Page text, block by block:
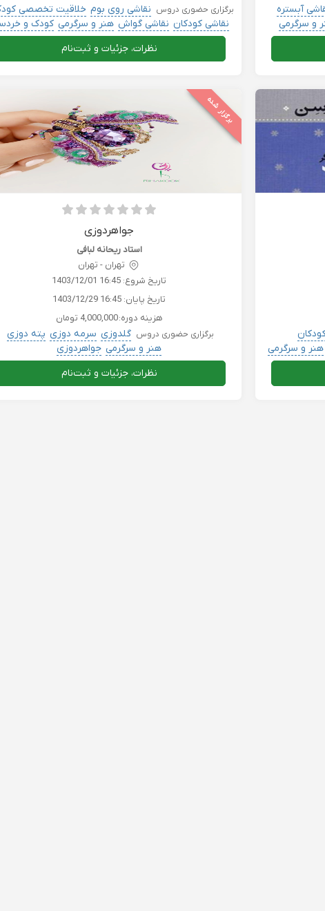
آبستره
و سرگرمی
برگزاری حضوری دروس نقاشی روی بوم خلاقیت تخصصی
نقاشی کودکان نقاشی گواش هنر و سرگرمی کودک و
نظرات، جزئیات و ثبت‌نام
هنر و سرگرمی
برگزار شده
جواهردوزی
استاد ریحانه لبافی
تهران - تهران
تاریخ شروع: 1403/12/01 16:45
تاریخ پایان: 1403/12/29 16:45
هزینه دوره:4,000,000 تومان
برگزاری حضوری دروس گلدوزی سرمه دوزی پته دوزی
هنر و سرگرمی جواهردوزی
نظرات، جزئیات و ثبت‌نام